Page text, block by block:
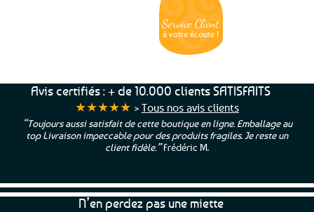
– le caramel au beurre salé séduit par son
merveilleux goût sucré/salé, sa texture
fondante et sa longueur en bouche. Qu’il
prenne la forme d’une crème de caramel au
de bonbons tendres, il conserve toujours ce
goût inimitable qui nous fait fondre.
Notre sélection met en avant levéritable
caramel breton artisanal, élaboré dans le
de grandes chaudrons de cuivre, comme le
veut la tradition. C’est ce qui donne au
Service Client
à votre écoute !
Avis certifiés : + de 10.000 clients SATISFAITS
★★★★★ > Tous nos avis clients
“Toujours aussi satisfait de cette boutique en ligne. Emballage au
top Livraison impeccable pour des produits fragiles. Je reste un
client fidèle.”Frédéric M.
N’en perdez pas une miette